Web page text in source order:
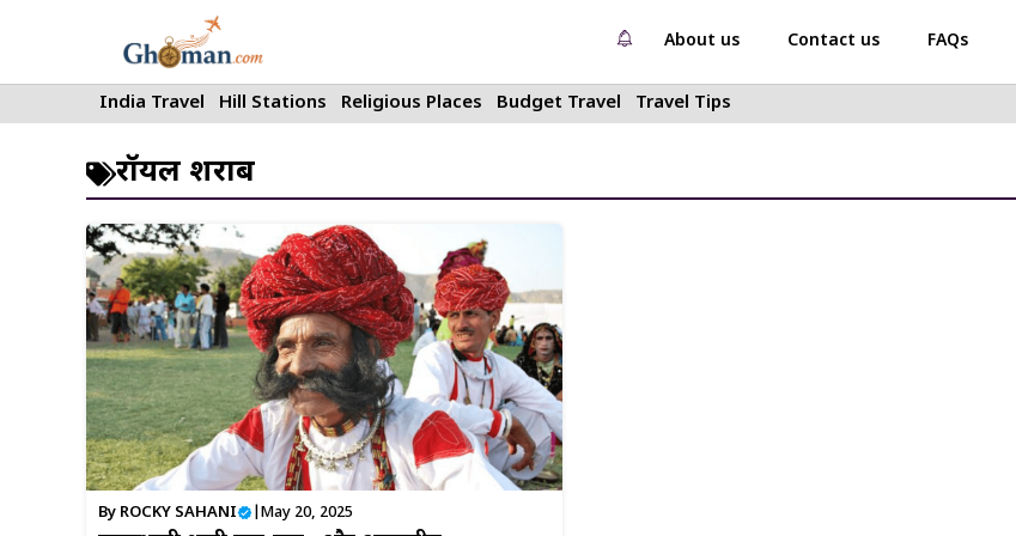
About us Contact us FAQs
India Travel Hill Stations Religious Places Budget Travel Travel Tips
रॉयल शराब
By ROCKY SAHANI May 20, 2025